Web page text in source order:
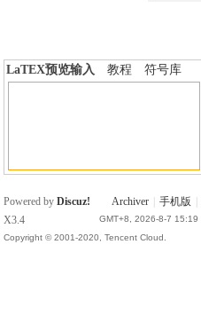
LaTEX预览输入 教程
符号库
Archiver 手机版
GMT+8, 2026-8-7 15:19
Powered byDiscuz!
X3.4
Copyright © 2001-2020, Tencent Cloud.